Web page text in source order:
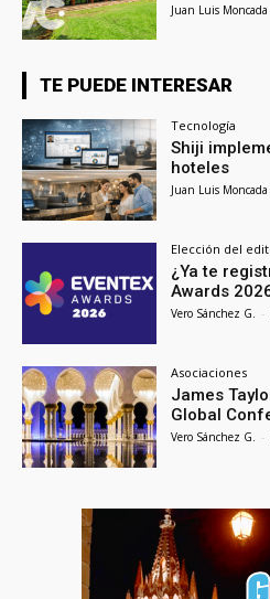
Juan Luis Moncada
TE PUEDE INTERESAR
Tecnología
Shiji
hoteles
Juan Luis
Elección del
¿Ya te
Awards
Vero Sánchez G. -
Asociaciones
James
Global
Vero Sánchez G. -